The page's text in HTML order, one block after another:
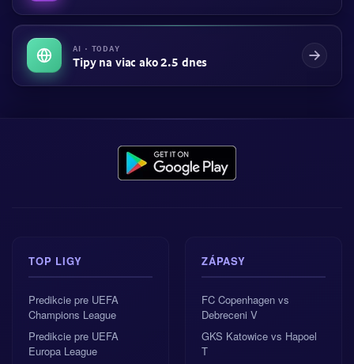
AI · TODAY
Tipy na viac ako 2.5 dnes
TOP LIGY
Predikcie pre UEFA
Champions League
Predikcie pre UEFA
Europa League
ZÁPASY
FC Copenhagen vs
Debreceni V
GKS Katowice vs Hapoel
T